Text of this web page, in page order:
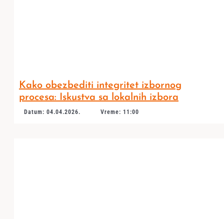
Kako obezbediti integritet izbornog
procesa: Iskustva sa lokalnih izbora
Datum: 04.04.2026. Vreme: 11:00